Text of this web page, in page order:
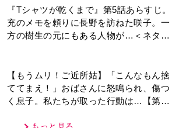
方の樹生の元にもある人物が…＜ネタバ
レあり＞
く息子。私たちが取った行動は…【第3
話】
もっと見る